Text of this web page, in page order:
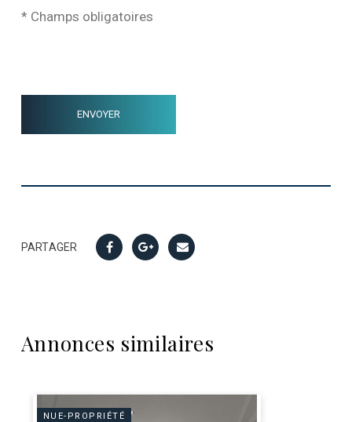
* Champs obligatoires
PARTAGER
Annonces similaires
NUE-PROPRIÉTÉ